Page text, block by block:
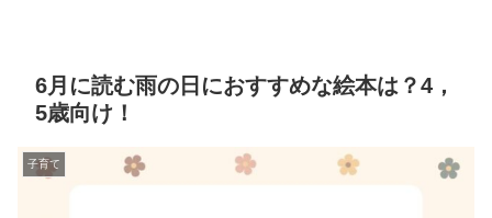
6月に読む雨の日におすすめな絵本は？4，
5歳向け！
子育て